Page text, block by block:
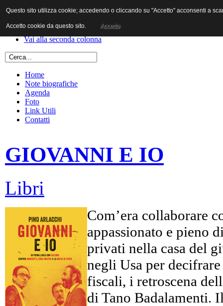
Vai al contenuto
Vai alla prima colonna
Vai alla seconda colonna
Home
Note biografiche
Agenda
Foto
Link Utili
Contatti
GIOVANNI E IO
Libri
Com’era collaborare
appassionato e pieno
privati nella casa del
negli Usa per
fiscali, i retroscena
di Tano Badalamenti.
Questo sito utilizza cookie; accedendo o cliccando su "Accetto" acconsenti a
Accetto cookie da questo sito. Accetto